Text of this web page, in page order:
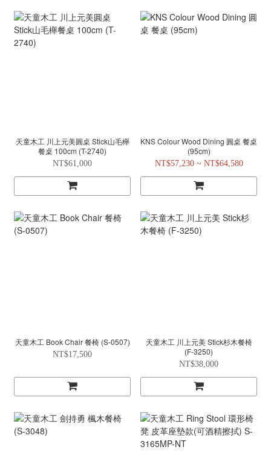
天童木工 川上元美圓桌 Stick山毛櫸
餐桌 100cm (T-2740)
NT$61,000
KNS Colour Wood Dining 圓桌 餐桌
(95cm)
NT$57,230 ~ NT$64,580
天童木工 Book Chair 餐椅 (S-0507)
NT$17,500
天童木工 川上元美 Stick杉木餐椅
(F-3250)
NT$38,000